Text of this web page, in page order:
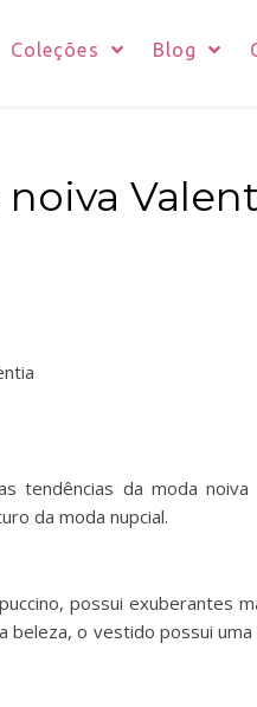
Coleções Blog
tendências da moda
da moda nupcial.
possui exuberantes
beleza, o vestido possui